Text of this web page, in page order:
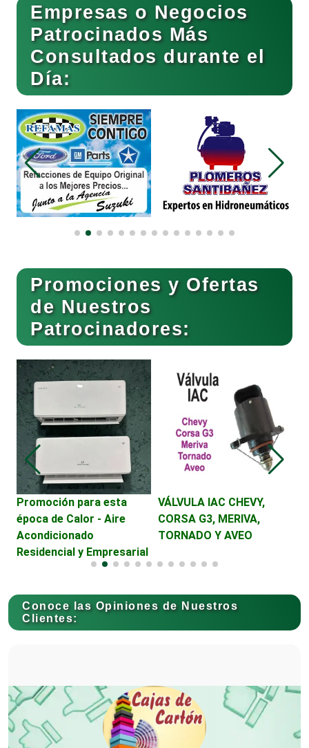
Basculas
Bebidas
Belleza
Bordados y Estampados
Boutiques
Buceo
Cafeterías
Cajas de Ahorro
Cámaras de Comercio
Camiones para Fletes
Cancelería de Aluminio
Carpinterías
Empresas o Negocios
Patrocinados Más
Consultados durante el
Día:
Promociones y Ofertas
de Nuestros
Patrocinadores:
Promoción para esta
época de Calor - Aire
Acondicionado
Residencial y Empresarial
VÁLVULA IAC CHEVY,
CORSA G3, MERIVA,
TORNADO Y AVEO
Conoce las Opiniones de Nuestros
Clientes: